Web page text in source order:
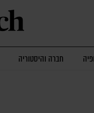
חברה והיסטוריה